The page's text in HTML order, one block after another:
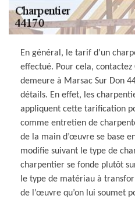
En général, le tarif d’un
effectué. Pour cela, contactez
demeure à Marsac Sur Don
détails. En effet, les
appliquent cette tarification
comme entretien de
de la main d’œuvre se base
modifie suivant le type de
charpentier se fonde plutôt
le type de matériau à
de l’œuvre qu’on lui soumet